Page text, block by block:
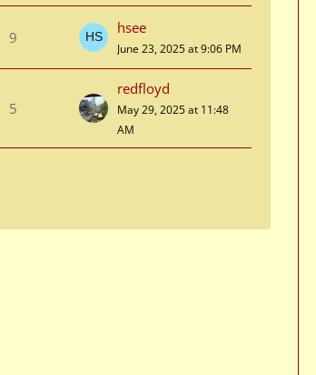
9
hsee
June 23, 2025 at 9:06 PM
5
redfloyd
May 29, 2025 at 11:48
AM